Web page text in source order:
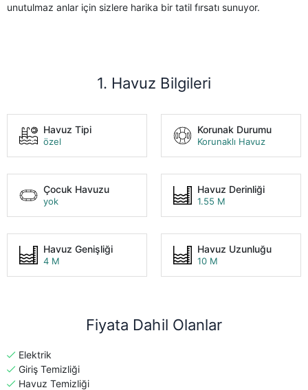
unutulmaz anlar için sizlere harika bir tatil fırsatı sunuyor.
1. Havuz Bilgileri
Havuz Tipi
özel
Korunak Durumu
Korunaklı Havuz
Çocuk Havuzu
yok
Havuz Derinliği
1.55 M
Havuz Genişliği
4 M
Havuz Uzunluğu
10 M
Fiyata Dahil Olanlar
Elektrik
Giriş Temizliği
Havuz Temizliği